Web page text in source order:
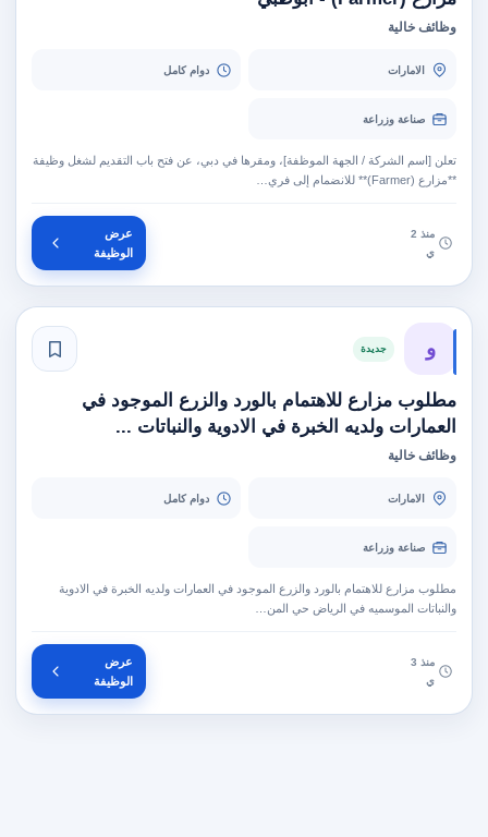
وظائف خالية
الامارات دوام كامل
صناعة وزراعة
تعلن [اسم الشركة / الجهة الموظفة]، ومقرها في دبي، عن فتح باب التقديم لشغل وظيفة
**مزارع (Farmer)** للانضمام إلى فري…
منذ 2
ي
عرض
الوظيفة
و جديدة
مطلوب مزارع للاهتمام بالورد والزرع الموجود في
العمارات ولديه الخبرة في الادوية والنباتات ...
وظائف خالية
الامارات دوام كامل
صناعة وزراعة
مطلوب مزارع للاهتمام بالورد والزرع الموجود في العمارات ولديه الخبرة في الادوية
والنباتات الموسميه في الرياض حي المن…
منذ 3
ي
عرض
الوظيفة